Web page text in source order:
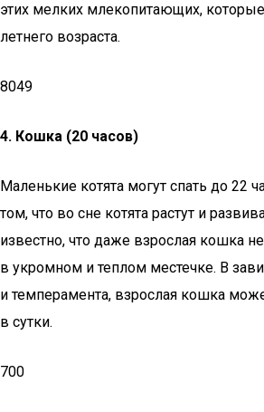
этих мелких млекопитающих,
летнего возраста.
8049
4. Кошка (20 часов)
Маленькие котята могут спать до 22
том, что во сне котята растут и
известно, что даже взрослая кошка
в укромном и теплом местечке. В
и темперамента, взрослая кошка
в сутки.
700